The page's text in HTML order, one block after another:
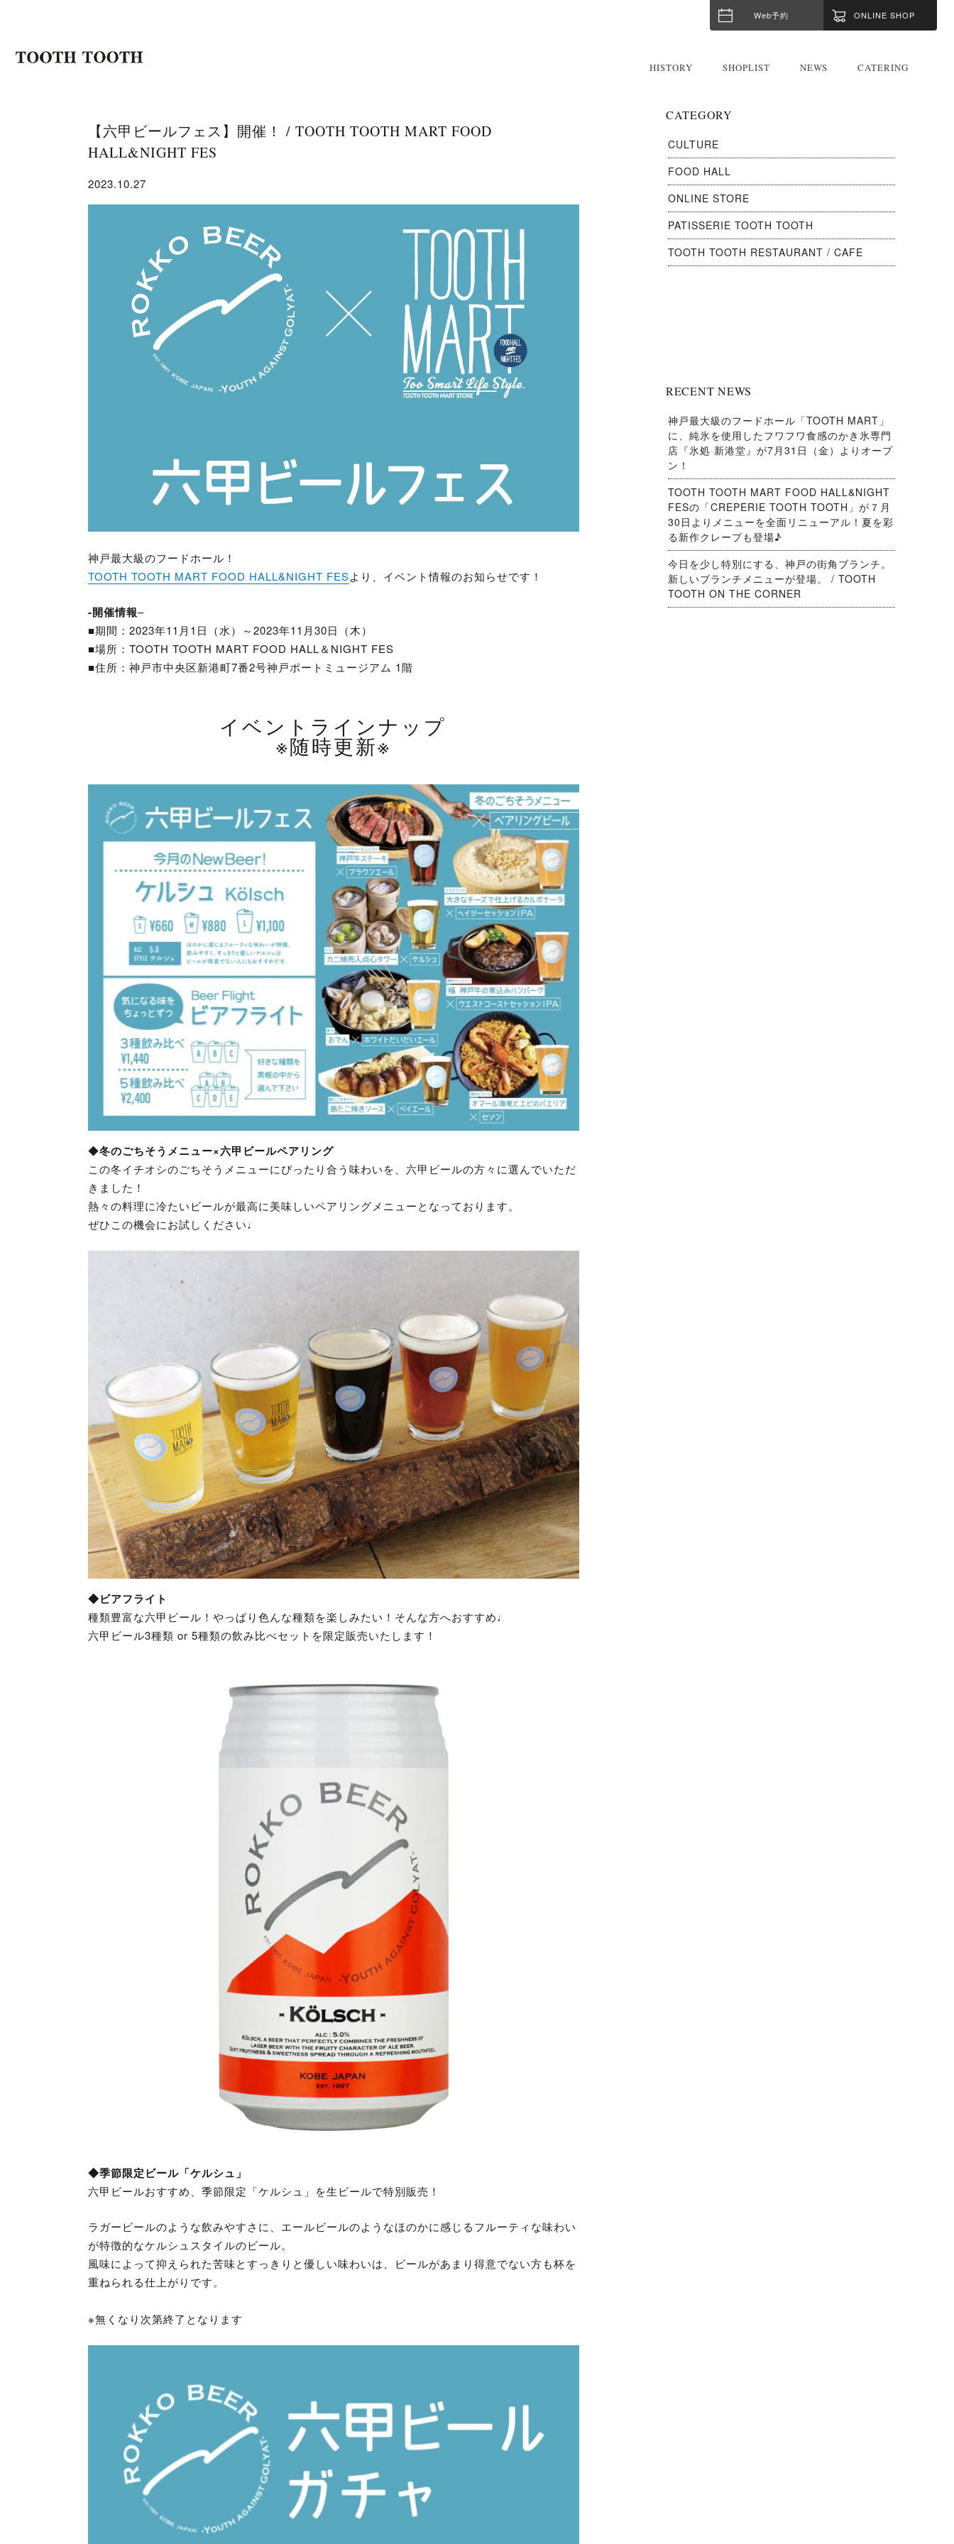
ONLINE SHOP
Web予約
HISTORY SHOPLIST NEWS CATERING
【六甲ビールフェス】開催！ / TOOTH TOOTH MART FOOD
HALL&NIGHT FES
2023.10.27
神戸最大級のフードホール！
TOOTH TOOTH MART FOOD HALL&NIGHT FESより、イベント情報のお知らせです！
-開催情報–
■期間：2023年11月1日（水）～2023年11月30日（木）
■場所：TOOTH TOOTH MART FOOD HALL＆NIGHT FES
■住所：神戸市中央区新港町7番2号神戸ポートミュージアム 1階
イベントラインナップ
※随時更新※
◆冬のごちそうメニュー×六甲ビールペアリング
この冬イチオシのごちそうメニューにぴったり合う味わいを、六甲ビールの方々に選んでいただ
きました！
熱々の料理に冷たいビールが最高に美味しいペアリングメニューとなっております。
ぜひこの機会にお試しください♩
◆ビアフライト
種類豊富な六甲ビール！やっぱり色んな種類を楽しみたい！そんな方へおすすめ♩
六甲ビール3種類 or 5種類の飲み比べセットを限定販売いたします！
◆季節限定ビール「ケルシュ」
六甲ビールおすすめ、季節限定「ケルシュ」を生ビールで特別販売！
ラガービールのような飲みやすさに、エールビールのようなほのかに感じるフルーティな味わい
が特徴的なケルシュスタイルのビール。
風味によって抑えられた苦味とすっきりと優しい味わいは、ビールがあまり得意でない方も杯を
重ねられる仕上がりです。
※無くなり次第終了となります
CATEGORY
CULTURE
FOOD HALL
ONLINE STORE
PATISSERIE TOOTH TOOTH
TOOTH TOOTH RESTAURANT / CAFE
RECENT NEWS
神戸最大級のフードホール「TOOTH MART」
に、純氷を使用したフワフワ食感のかき氷専門
店『氷処 新港堂』が7月31日（金）よりオープ
ン！
TOOTH TOOTH MART FOOD HALL&NIGHT
FESの「CREPERIE TOOTH TOOTH」が７月
30日よりメニューを全面リニューアル！夏を彩
る新作クレープも登場♪
今日を少し特別にする、神戸の街角ブランチ。
新しいブランチメニューが登場。 / TOOTH
TOOTH ON THE CORNER